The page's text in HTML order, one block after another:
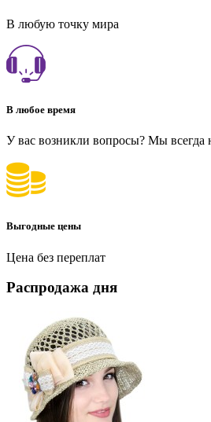
В любую точку мира
В любое время
У вас возникли вопросы? Мы всегда
Выгодные цены
Цена без переплат
Распродажа дня